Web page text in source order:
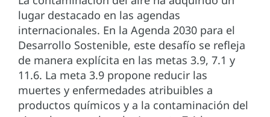
lugar destacado en las agendas
internacionales. En la Agenda 2030 para el
Desarrollo Sostenible, este desafío se refleja
de manera explícita en las metas 3.9, 7.1 y
11.6. La meta 3.9 propone reducir las
muertes y enfermedades atribuibles a
productos químicos y a la contaminación del